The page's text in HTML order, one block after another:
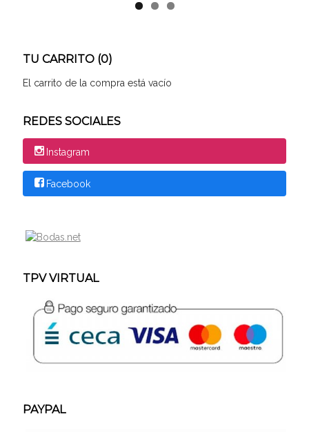
TU CARRITO (0)
El carrito de la compra está vacío
REDES SOCIALES
Instagram
Facebook
TPV VIRTUAL
PAYPAL